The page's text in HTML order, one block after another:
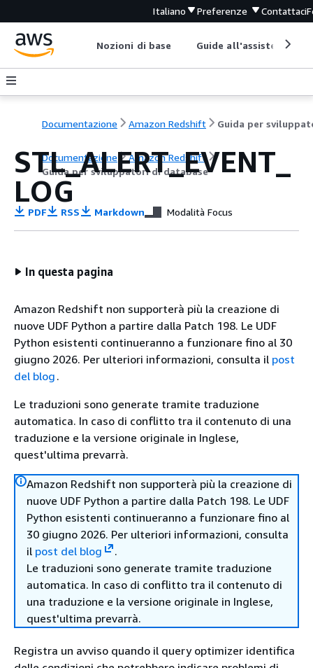
Italiano Preferenze Contattaci
Nozioni di base Guide all'assistenza
Documentazione Amazon Redshift
Documentazione
Amazon Redshift
Guida per sviluppatori di database
STL_ALERT_EVENT_
LOG
PDF RSS Markdown Modalità Focus
In questa pagina
Amazon Redshift non supporterà più la creazione di
nuove UDF Python a partire dalla Patch 198. Le UDF
Python esistenti continueranno a funzionare fino al 30
giugno 2026. Per ulteriori informazioni, consulta il post
del blog .
Le traduzioni sono generate tramite traduzione
automatica. In caso di conflitto tra il contenuto di una
traduzione e la versione originale in Inglese,
quest'ultima prevarrà.
Amazon Redshift non supporterà più la creazione di
nuove UDF Python a partire dalla Patch 198. Le UDF
Python esistenti continueranno a funzionare fino al
30 giugno 2026. Per ulteriori informazioni, consulta
il post del blog
.
Le traduzioni sono generate tramite traduzione
automatica. In caso di conflitto tra il contenuto di
una traduzione e la versione originale in Inglese,
quest'ultima prevarrà.
Registra un avviso quando il query optimizer identifica